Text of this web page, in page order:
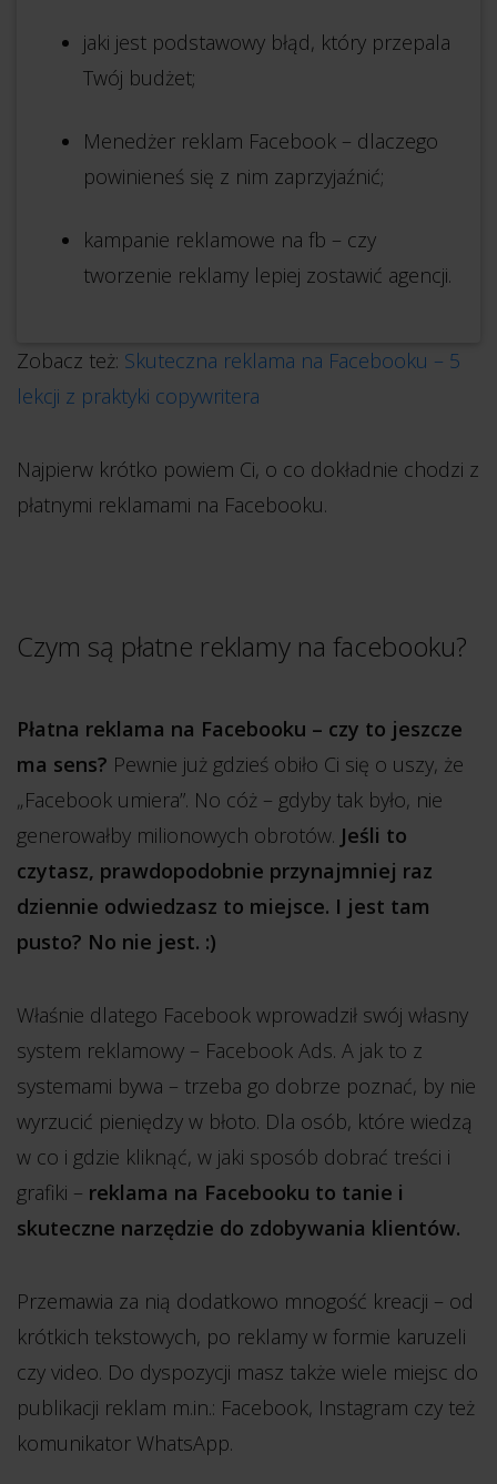
jaki jest podstawowy błąd, który przepala
Twój budżet;
Menedżer reklam Facebook – dlaczego
powinieneś się z nim zaprzyjaźnić;
kampanie reklamowe na fb – czy
tworzenie reklamy lepiej zostawić agencji.
Zobacz też: Skuteczna reklama na Facebooku – 5
lekcji z praktyki copywritera
Najpierw krótko powiem Ci, o co dokładnie chodzi z
płatnymi reklamami na Facebooku.
Czym są płatne reklamy na facebooku?
Płatna reklama na Facebooku – czy to jeszcze
ma sens? Pewnie już gdzieś obiło Ci się o uszy, że
„Facebook umiera”. No cóż – gdyby tak było, nie
generowałby milionowych obrotów. Jeśli to
czytasz, prawdopodobnie przynajmniej raz
dziennie odwiedzasz to miejsce. I jest tam
pusto? No nie jest. :)
Właśnie dlatego Facebook wprowadził swój własny
system reklamowy – Facebook Ads. A jak to z
systemami bywa – trzeba go dobrze poznać, by nie
wyrzucić pieniędzy w błoto. Dla osób, które wiedzą
w co i gdzie kliknąć, w jaki sposób dobrać treści i
grafiki – reklama na Facebooku to tanie i
skuteczne narzędzie do zdobywania klientów.
Przemawia za nią dodatkowo mnogość kreacji – od
krótkich tekstowych, po reklamy w formie karuzeli
czy video. Do dyspozycji masz także wiele miejsc do
publikacji reklam m.in.: Facebook, Instagram czy też
komunikator WhatsApp.